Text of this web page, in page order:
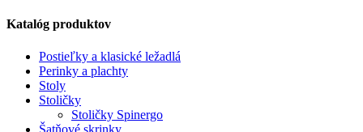
Katalóg produktov
Postieľky a klasické ležadlá
Perinky a plachty
Stoly
Stoličky
Stoličky Spinergo
Šatňové skrinky